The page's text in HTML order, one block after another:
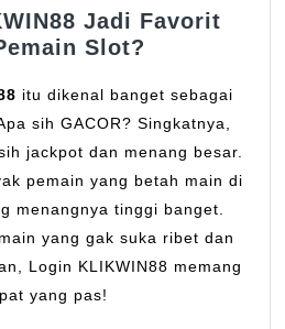
Jadi Favorit
Slot?
itu dikenal banget sebagai
sih GACOR? Singkatnya,
jackpot dan menang besar.
pemain yang betah main di
menangnya tinggi banget.
yang gak suka ribet dan
Login KLIKWIN88 memang
yang pas!